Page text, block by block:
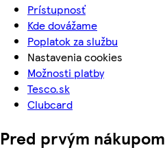
Prístupnosť
Kde dovážame
Poplatok za službu
Nastavenia cookies
Možnosti platby
Tesco.sk
Clubcard
Pred prvým nákupom